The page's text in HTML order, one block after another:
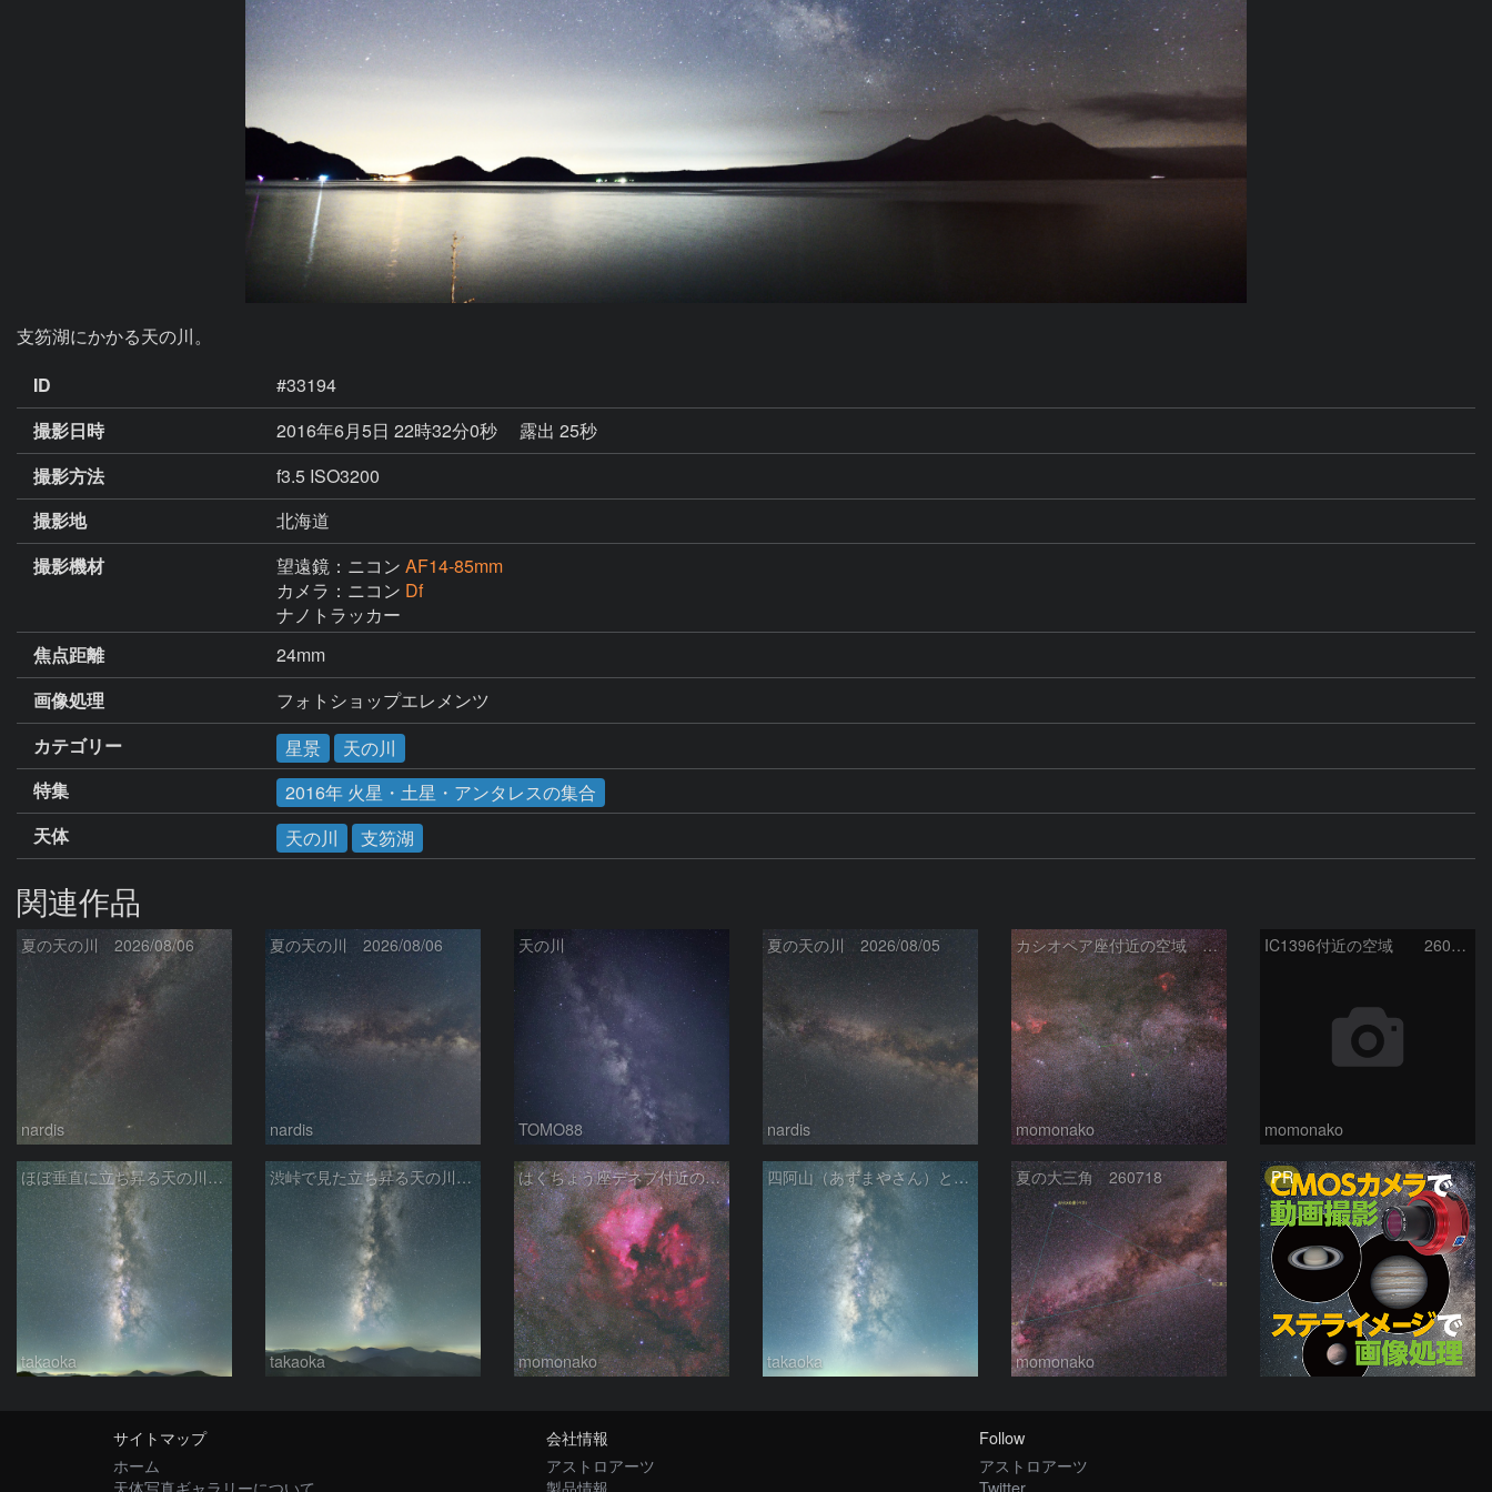
支笏湖にかかる天の川。
ID
#33194
撮影日時
2016年6月5日 22時32分0秒
露出 25秒
撮影方法
f3.5 ISO3200
撮影地
北海道
撮影機材
望遠鏡：ニコン AF14-85mm
カメラ：ニコン Df
ナノトラッカー
焦点距離
24mm
画像処理
フォトショップエレメンツ
カテゴリー
星景
天の川
特集
2016年 火星・土星・アンタレスの集合
天体
天の川 支笏湖
関連作品
夏の天の川 2026/08/06
nardis
夏の天の川 2026/08/06
nardis
天の川
TOMO88
夏の天の川 2026/08/05
nardis
カシオペア座付近の空域 260720
momonako
IC1396付近の空域 260720
momonako
ほぼ垂直に立ち昇る天の川銀河
takaoka
渋峠で見た立ち昇る天の川銀河
takaoka
はくちょう座デネブ付近の空域 260720
momonako
四阿山（あずまやさん）と立ち昇る夏の銀河
takaoka
夏の大三角 260718
momonako
PR
サイトマップ
ホーム
天体写真ギャラリーについて
会社情報
アストロアーツ
製品情報
Follow
アストロアーツ
Twitter